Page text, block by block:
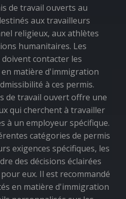
de travail ouverts au
aux travailleurs
religieux, aux athlètes
humanitaires. Les
contacter les
matière d'immigration
à ces permis.
de travail ouvert offre une
qui cherchent à travailler
à un employeur spécifique.
catégories de permis
exigences spécifiques, les
des décisions éclairées
eux. Il est recommandé
en matière d'immigration